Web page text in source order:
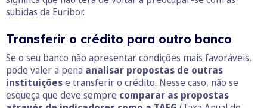
subidas da Euribor.
Transferir o crédito para outro banco
Se o seu banco não apresentar condições mais favoráveis,
pode valer a pena analisar propostas de outras
instituiçõese transferir o crédito. Nesse caso, não se
esqueça que deve sempre comparar as propostas